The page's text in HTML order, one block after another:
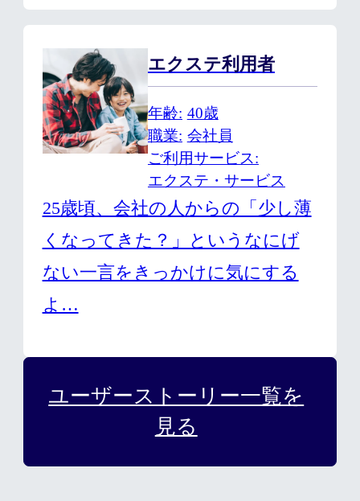
エクステ利用者
年齢 40歳
職業 会社員
ご利用サービス
エクステ・サービス
25歳頃、会社の人からの「少し薄
くなってきた？」というなにげ
ない一言をきっかけに気にする
よ…
ユーザーストーリー一覧を
見る